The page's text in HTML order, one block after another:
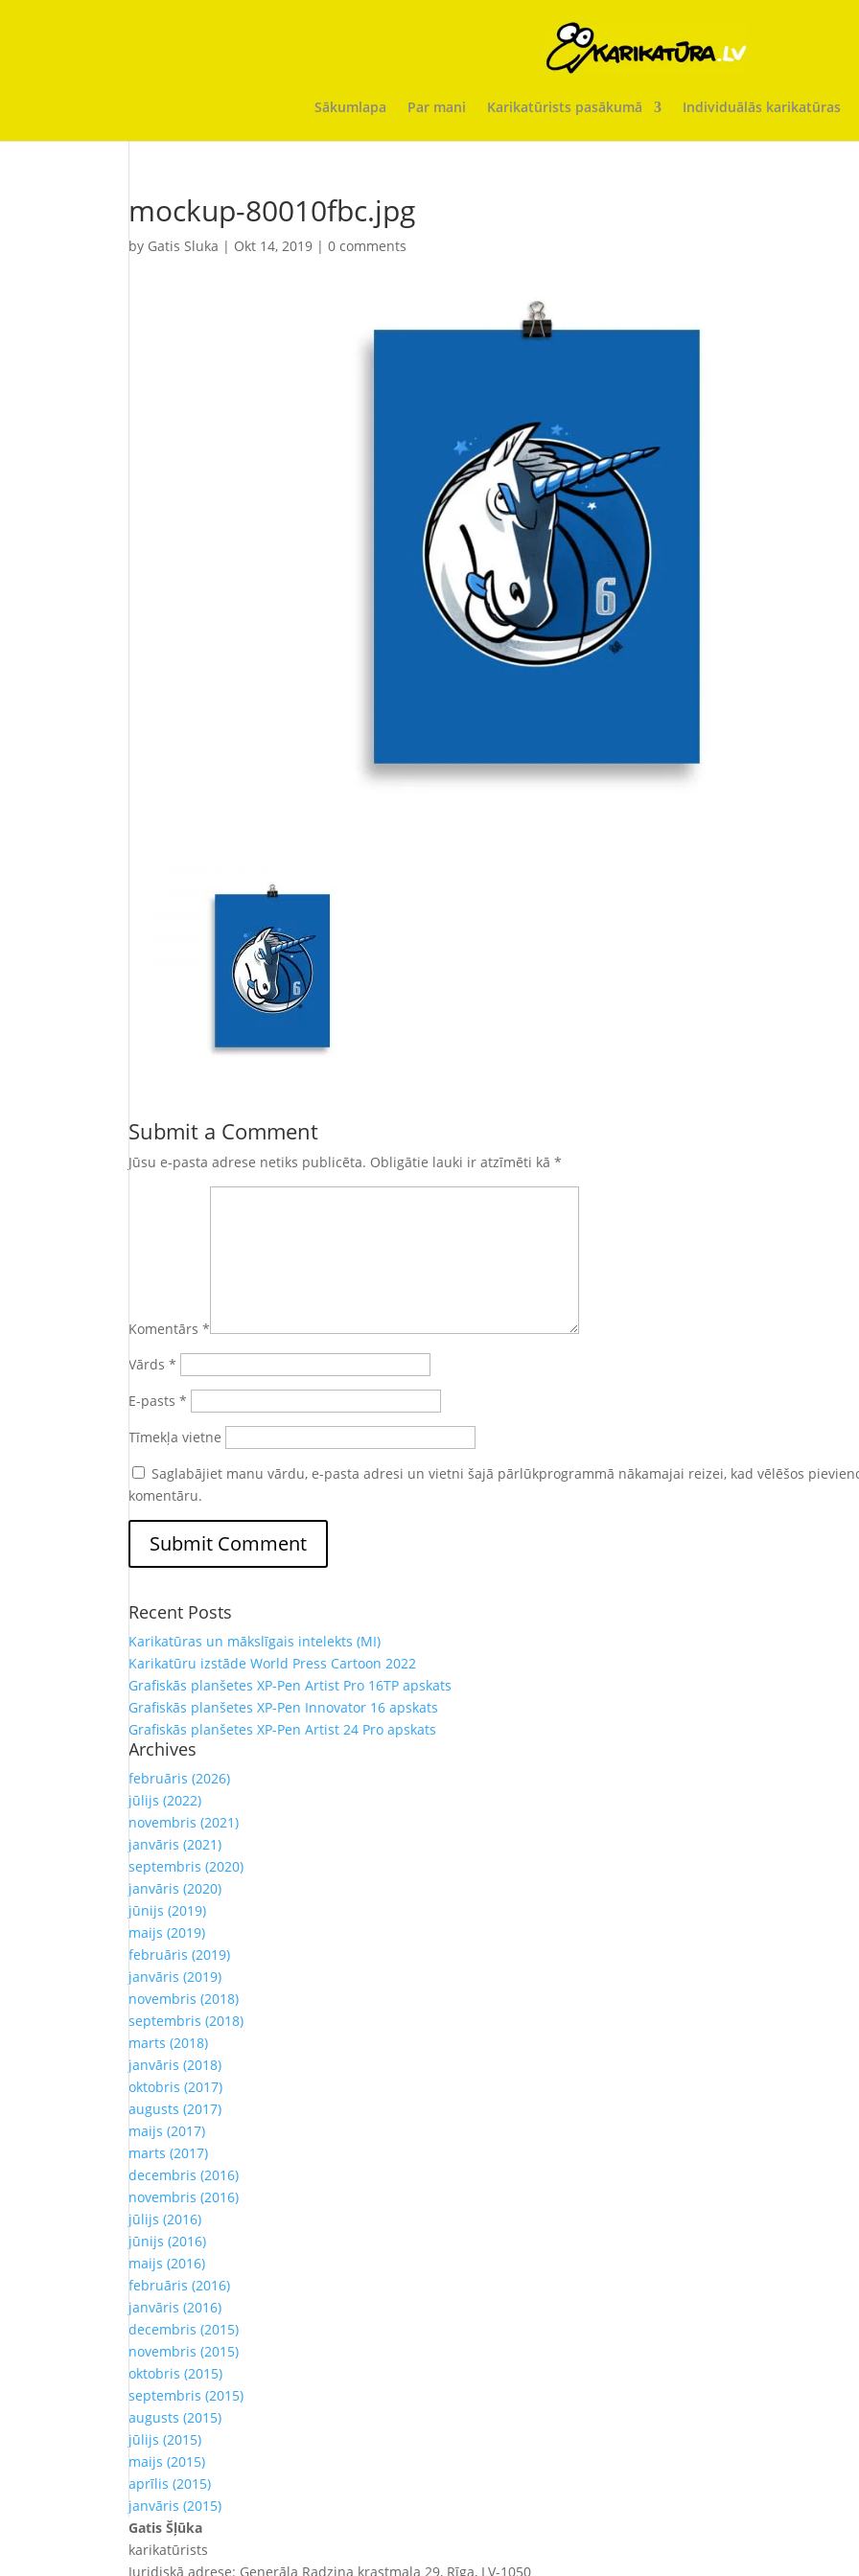
Sākumlapa Par mani Karikatūrists pasākumā Individuālās karikatūras
mockup-80010fbc.jpg
by Gatis Sluka | Okt 14, 2019 |0 comments
Submit a Comment
Jūsu e-pasta adrese netiks publicēta. Obligātie lauki ir atzīmēti kā*
Komentārs*
Vārds*
E-pasts*
Tīmekļa vietne
Saglabājiet manu vārdu, e-pasta adresi un vietni šajā pārlūkprogrammā nākamajai reizei, kad vēlēšos
komentāru.
Recent Posts
Karikatūras un mākslīgais intelekts (MI)
Karikatūru izstāde World Press Cartoon 2022
Grafiskās planšetes XP-Pen Artist Pro 16TP apskats
Grafiskās planšetes XP-Pen Innovator 16 apskats
Grafiskās planšetes XP-Pen Artist 24 Pro apskats
Archives
februāris (2026)
jūlijs (2022)
novembris (2021)
janvāris (2021)
septembris (2020)
janvāris (2020)
jūnijs (2019)
maijs (2019)
februāris (2019)
janvāris (2019)
novembris (2018)
septembris (2018)
marts (2018)
janvāris (2018)
oktobris (2017)
augusts (2017)
maijs (2017)
marts (2017)
decembris (2016)
novembris (2016)
jūlijs (2016)
jūnijs (2016)
maijs (2016)
februāris (2016)
janvāris (2016)
decembris (2015)
novembris (2015)
oktobris (2015)
septembris (2015)
augusts (2015)
jūlijs (2015)
maijs (2015)
aprīlis (2015)
janvāris (2015)
Gatis Šļūka
karikatūrists
Juridiskā adrese: Ģenerāļa Radziņa krastmala 29, Rīga, LV-1050